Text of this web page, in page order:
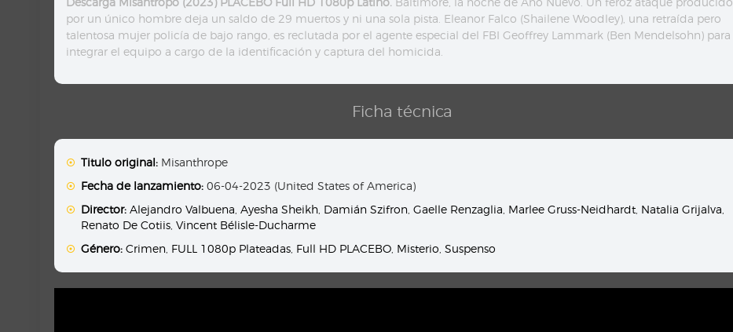
por un único hombre deja un saldo de 29 muertos y ni una sola pista. Eleanor Falco (Shailene Woodley), una retraída pero
talentosa mujer policía de bajo rango, es reclutada por el agente especial del FBI Geoffrey Lammark (Ben Mendelsohn) para
integrar el equipo a cargo de la identificación y captura del homicida.
Ficha técnica
Titulo original: Misanthrope
Fecha de lanzamiento: 06-04-2023 (United States of America)
Director: Alejandro Valbuena ,Ayesha Sheikh Damián Szifron ,Gaelle Renzaglia Marlee Gruss-Neidhardt Natalia Grijalva
Renato De Cotiis ,Vincent Bélisle-Ducharme
Género: Crimen FULL 1080p Plateadas Full HD PLACEBO Misterio ,Suspenso